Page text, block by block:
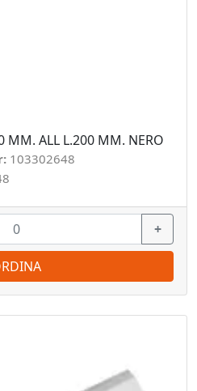
MM. ALL L.200 MM. NERO
103302648
+